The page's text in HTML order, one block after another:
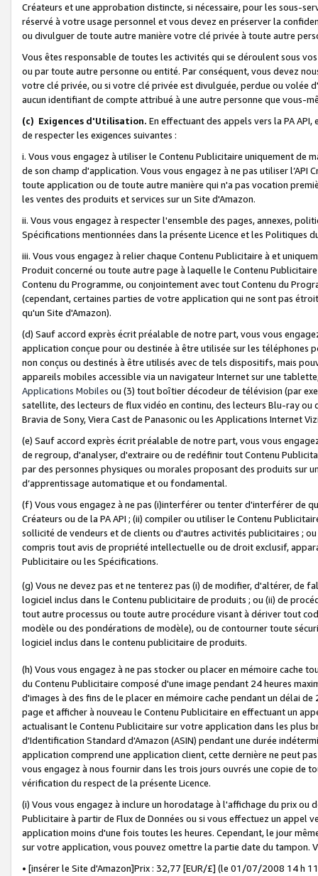
Créateurs et une approbation distincte, si nécessaire, pour les sous-
réservé à votre usage personnel et vous devez en préserver la
ou divulguer de toute autre manière votre clé privée à toute autre
Vous êtes responsable de toutes les activités qui se déroulent sous
ou par toute autre personne ou entité. Par conséquent, vous devez
votre clé privée, ou si votre clé privée est divulguée, perdue ou volée
aucun identifiant de compte attribué à une autre personne que vous-
(c) Exigences d'Utilisation. En effectuant des appels vers la PA
de respecter les exigences suivantes :
i. Vous vous engagez à utiliser le Contenu Publicitaire uniquement de
de son champ d'application. Vous vous engagez à ne pas utiliser l’API
toute application ou de toute autre manière qui n'a pas vocation
les ventes des produits et services sur un Site d'Amazon.
ii. Vous vous engagez à respecter l'ensemble des pages, annexes,
Spécifications mentionnées dans la présente Licence et les Politiques
iii. Vous vous engagez à relier chaque Contenu Publicitaire à et
Produit concerné ou toute autre page à laquelle le Contenu
Contenu du Programme, ou conjointement avec tout Contenu du
(cependant, certaines parties de votre application qui ne sont pas
qu'un Site d'Amazon).
(d) Sauf accord exprès écrit préalable de notre part, vous vous
application conçue pour ou destinée à être utilisée sur les téléphones
non conçus ou destinés à être utilisés avec de tels dispositifs, mais
appareils mobiles accessible via un navigateur Internet sur une
Applications Mobiles ou (3) tout boîtier décodeur de télévision (par
satellite, des lecteurs de flux vidéo en continu, des lecteurs Blu-ray
Bravia de Sony, Viera Cast de Panasonic ou les Applications Internet
(e) Sauf accord exprès écrit préalable de notre part, vous vous
de regroup, d'analyser, d'extraire ou de redéfinir tout Contenu
par des personnes physiques ou morales proposant des produits sur
d’apprentissage automatique et ou fondamental.
(f) Vous vous engagez à ne pas (i)interférer ou tenter d'interférer de
Créateurs ou de la PA API ; (ii) compiler ou utiliser le Contenu
sollicité de vendeurs et de clients ou d'autres activités publicitaires ;
compris tout avis de propriété intellectuelle ou de droit exclusif,
Publicitaire ou les Spécifications.
(g) Vous ne devez pas et ne tenterez pas (i) de modifier, d'altérer, de
logiciel inclus dans le Contenu publicitaire de produits ; ou (ii) de
tout autre processus ou toute autre procédure visant à dériver tout
modèle ou des pondérations de modèle), ou de contourner toute
logiciel inclus dans le contenu publicitaire de produits.
(h) Vous vous engagez à ne pas stocker ou placer en mémoire cache
du Contenu Publicitaire composé d'une image pendant 24 heures
d'images à des fins de le placer en mémoire cache pendant un délai
page et afficher à nouveau le Contenu Publicitaire en effectuant un
actualisant le Contenu Publicitaire sur votre application dans les plus
d'Identification Standard d'Amazon (ASIN) pendant une durée
application comprend une application client, cette dernière ne peut
vous engagez à nous fournir dans les trois jours ouvrés une copie de
vérification du respect de la présente Licence.
(i) Vous vous engagez à inclure un horodatage à l'affichage du prix
Publicitaire à partir de Flux de Données ou si vous effectuez un appel
application moins d'une fois toutes les heures. Cependant, le jour
sur votre application, vous pouvez omettre la partie date du tampon.
• [insérer le Site d'Amazon]Prix : 32,77 [EUR/£] (le 01/07/2008 14 h